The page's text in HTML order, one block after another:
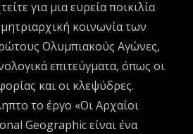
για μια ευρεία ποικιλία
κοινωνία των
Ολυμπιακούς Αγώνες,
επιτεύγματα, όπως οι
και οι κλεψύδρες.
το έργο «Οι Αρχαίοι
Geographic είναι ένα